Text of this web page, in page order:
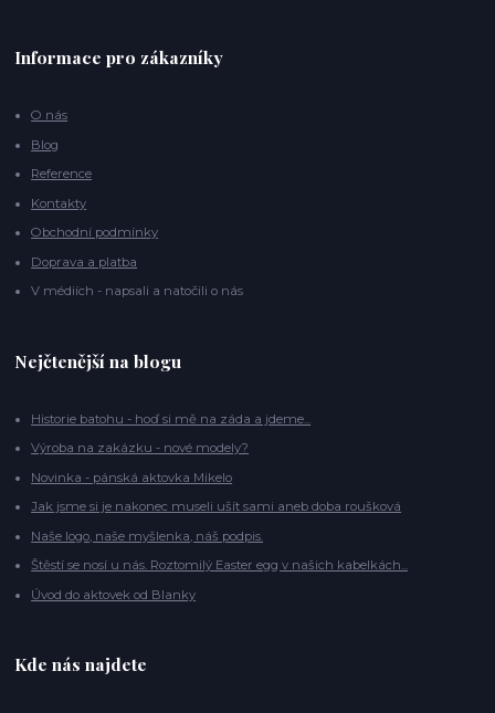
Informace pro zákazníky
O nás
Blog
Reference
Kontakty
Obchodní podmínky
Doprava a platba
V médiích - napsali a natočili o nás
Nejčtenější na blogu
Historie batohu - hoď si mě na záda a jdeme...
Výroba na zakázku - nové modely?
Novinka - pánská aktovka Mikelo
Jak jsme si je nakonec museli ušít sami aneb doba roušková
Naše logo, naše myšlenka, náš podpis.
Štěstí se nosí u nás. Roztomilý Easter egg v našich kabelkách...
Úvod do aktovek od Blanky
Kde nás najdete